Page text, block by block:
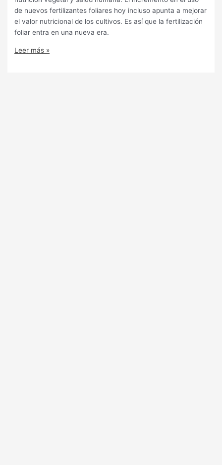
de nuevos fertilizantes foliares hoy incluso apunta a mejorar
el valor nutricional de los cultivos. Es así que la fertilización
foliar entra en una nueva era.
Leer más »